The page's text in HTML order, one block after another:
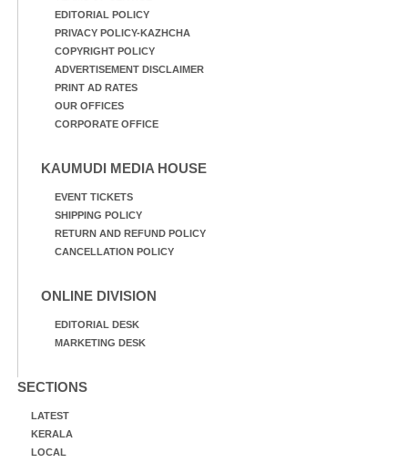
EDITORIAL POLICY
PRIVACY POLICY-KAZHCHA
COPYRIGHT POLICY
ADVERTISEMENT DISCLAIMER
PRINT AD RATES
OUR OFFICES
CORPORATE OFFICE
KAUMUDI MEDIA HOUSE
EVENT TICKETS
SHIPPING POLICY
RETURN AND REFUND POLICY
CANCELLATION POLICY
ONLINE DIVISION
EDITORIAL DESK
MARKETING DESK
SECTIONS
LATEST
KERALA
LOCAL